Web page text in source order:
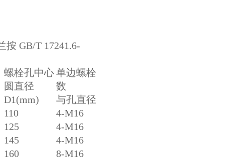
按 GB/T 17241.6-
螺栓孔中心
圆直径
D1(mm)
单边螺栓
数
与孔直径
110
4-M16
125
4-M16
145
4-M16
160
8-M16